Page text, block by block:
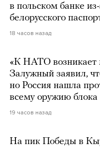
в польском банке
белорусского
18 часов назад
«К НАТО возникает
Залужный заявил,
но Россия нашла
всему оружию блока
19 часов назад
На пик Победы в